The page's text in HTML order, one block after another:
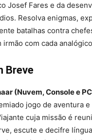
Josef Fares e da
Resolva enigmas,
batalhas contra
com cada
Breve
(Nuvem, Console e
jogo de aventura e
cuja missão é
escute e decifre